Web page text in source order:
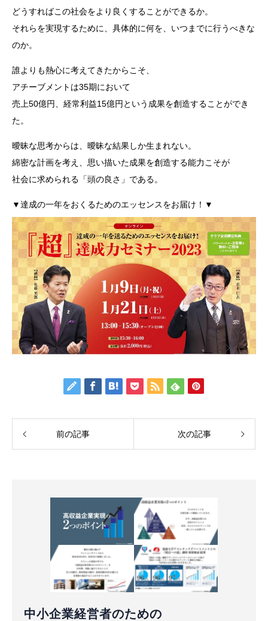
どうすればこの社会をより良くすることができるか。
それらを実現するために、具体的に何を、いつまでに行うべきな
のか。
誰よりも熱心に考えてきたからこそ、
アチーブメントは35期において
売上50億円、経常利益15億円という成果を創造することができ
た。
曖昧な思考からは、曖昧な結果しか生まれない。
綿密な計画を考え、思い描いた成果を創造する能力こそが
社会に求められる「頭の良さ」である。
▼達成の一年をおくるためのエッセンスをお届け！▼
前の記事 次の記事
中小企業経営者のための